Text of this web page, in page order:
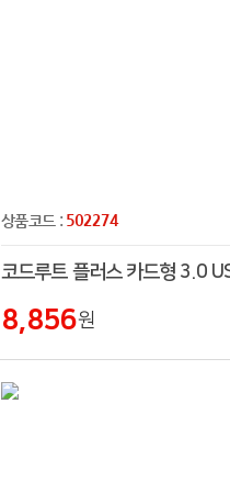
상품코드 : 502274
8,856원